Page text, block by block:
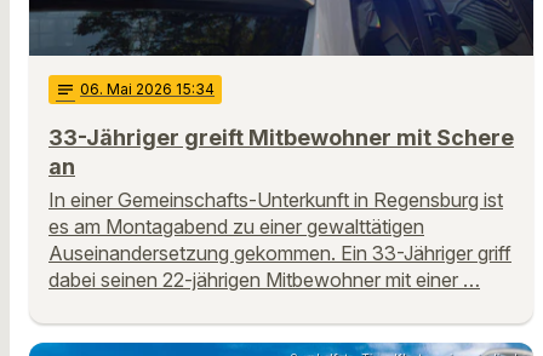
notes 06. Mai 2026 15:34
33-Jähriger greift Mitbewohner mit Schere
an
In einer Gemeinschafts-Unterkunft in Regensburg ist
es am Montagabend zu einer gewalttätigen
Auseinandersetzung gekommen. Ein 33-Jähriger griff
dabei seinen 22-jährigen Mitbewohner mit einer …